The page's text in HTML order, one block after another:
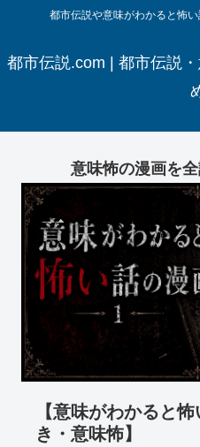
都市伝説や意味がわかると怖い
都市伝説.com | 都市伝説
意味怖の漫画を
【意味がわかると
き・意味怖】